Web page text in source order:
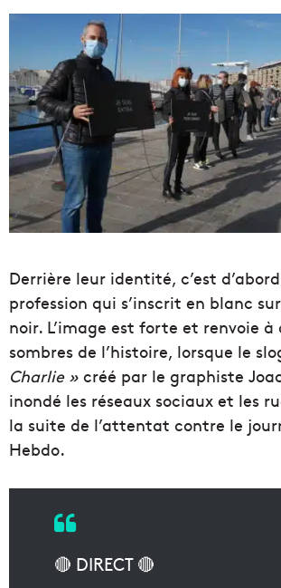
Derrière leur identité, c’est
profession qui s’inscrit en blanc
noir. L’image est forte et renvoie à
sombres de l’histoire, lorsque le
Charlie » créé par le graphiste
inondé les réseaux sociaux et les
la suite de l’attentat contre le
Hebdo.
🔴 DIRECT 🔴